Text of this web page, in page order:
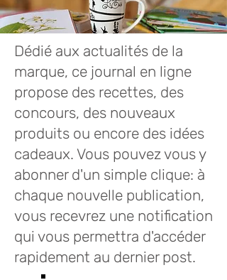
Dédié aux actualités de la
marque, ce journal en ligne
propose des recettes, des
concours, des nouveaux
produits ou encore des idées
cadeaux. Vous pouvez vous y
abonner d'un simple clique: à
chaque nouvelle publication,
vous recevrez une notification
qui vous permettra d'accéder
rapidement au dernier post.